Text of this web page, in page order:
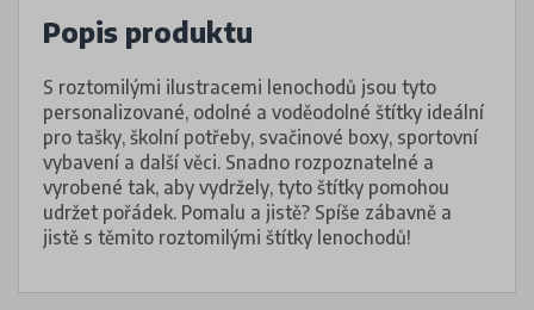
Popis produktu
S roztomilými ilustracemi lenochodů jsou tyto
personalizované, odolné a voděodolné štítky ideální
pro tašky, školní potřeby, svačinové boxy, sportovní
vybavení a další věci. Snadno rozpoznatelné a
vyrobené tak, aby vydržely, tyto štítky pomohou
udržet pořádek. Pomalu a jistě? Spíše zábavně a
jistě s těmito roztomilými štítky lenochodů!